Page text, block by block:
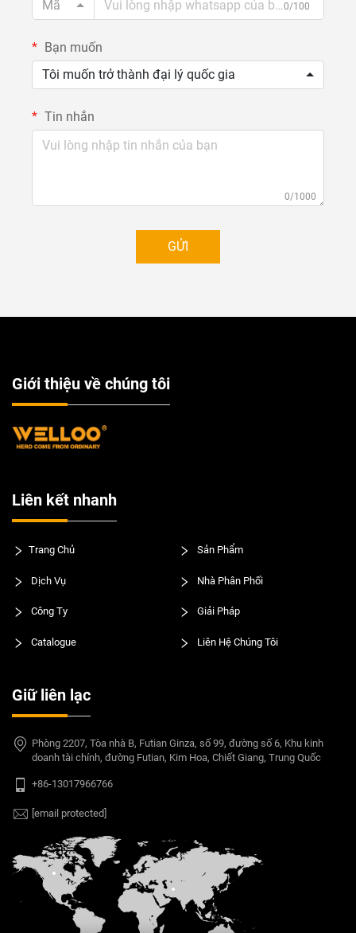
Mã
0/100
Bạn muốn
Tôi muốn trở thành đại lý quốc gia
Tin nhắn
0/1000
GỬI
Giới thiệu về chúng tôi
Liên kết nhanh
Trang Chủ Sản Phẩm
Dịch Vụ Nhà Phân Phối
Công Ty Giải Pháp
Catalogue Liên Hệ Chúng Tôi
Giữ liên lạc
Phòng 2207, Tòa nhà B, Futian Ginza, số 99, đường số 6, Khu kinh
doanh tài chính, đường Futian, Kim Hoa, Chiết Giang, Trung Quốc
+86-13017966766
[email protected]